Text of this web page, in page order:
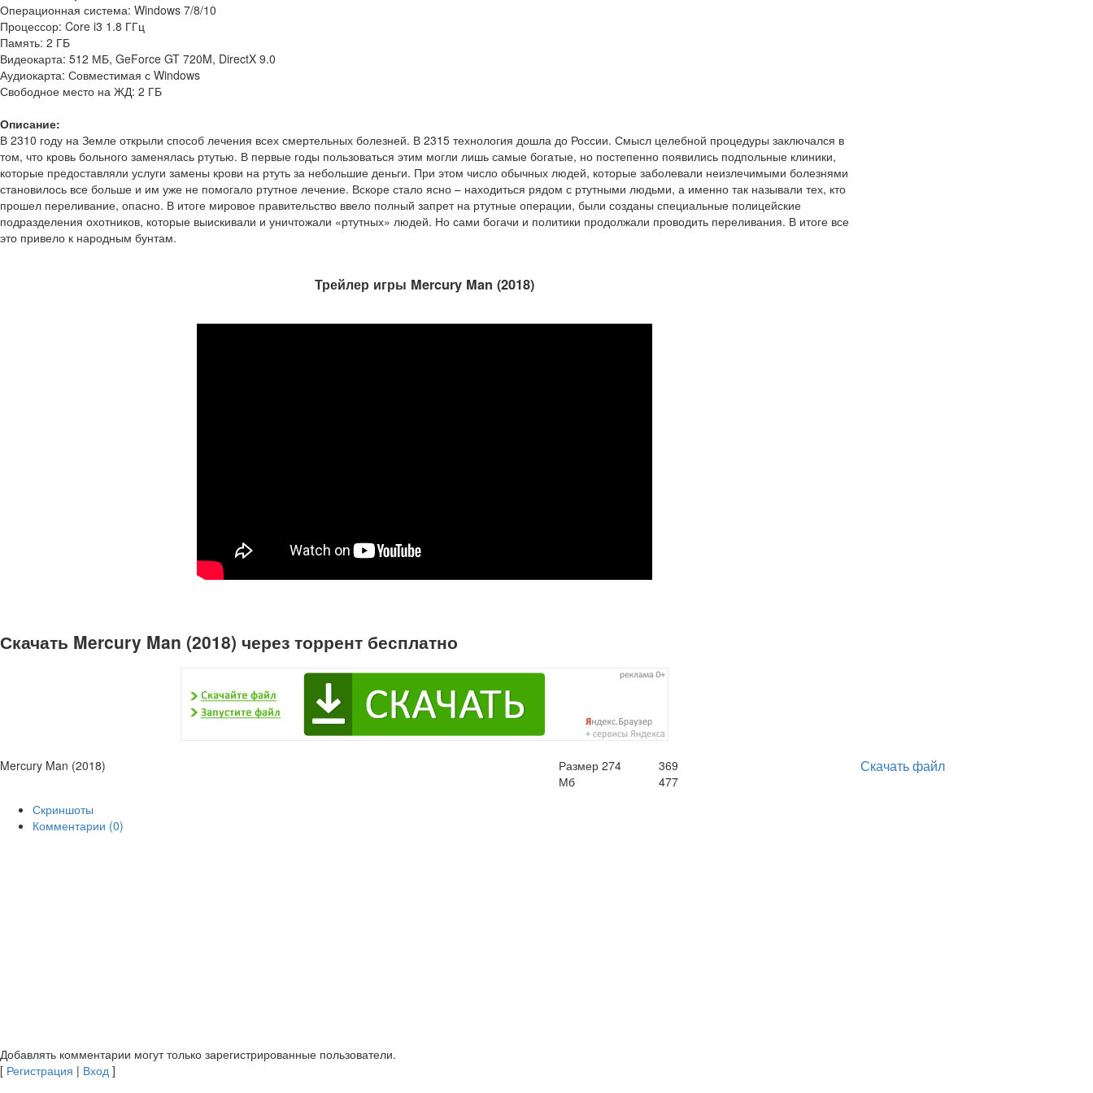
Операционная система: Windows 7/8/10
Процессор: Core i3 1.8 ГГц
Память: 2 ГБ
Видеокарта: 512 МБ, GeForce GT 720M, DirectX 9.0
Аудиокарта: Совместимая с Windows
Свободное место на ЖД: 2 ГБ
Описание:
В 2310 году на Земле открыли способ лечения всех смертельных болезней. В 2315 технология дошла до России. Смысл целебной процедуры заключался в
том, что кровь больного заменялась ртутью. В первые годы пользоваться этим могли лишь самые богатые, но постепенно появились подпольные клиники,
которые предоставляли услуги замены крови на ртуть за небольшие деньги. При этом число обычных людей, которые заболевали неизлечимыми болезнями
становилось все больше и им уже не помогало ртутное лечение. Вскоре стало ясно – находиться рядом с ртутными людьми, а именно так называли тех, кто
прошел переливание, опасно. В итоге мировое правительство ввело полный запрет на ртутные операции, были созданы специальные полицейские
подразделения охотников, которые выискивали и уничтожали «ртутных» людей. Но сами богачи и политики продолжали проводить переливания. В итоге все
это привело к народным бунтам.
Трейлер игры Mercury Man (2018)
Скачать Mercury Man (2018) через торрент бесплатно
Mercury Man (2018) Размер 274
Мб
369
477
Скачать файл
Скриншоты
Комментарии (0)
Добавлять комментарии могут только зарегистрированные пользователи.
[ Регистрация | Вход ]